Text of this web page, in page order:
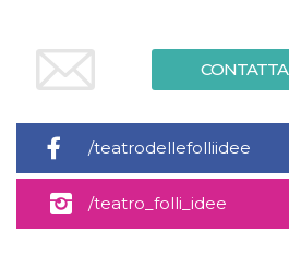
CONTATTA
/teatrodellefolliidee
/teatro_folli_idee